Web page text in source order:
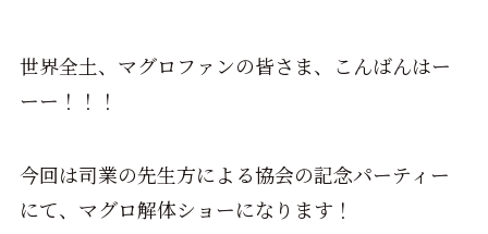
世界全土、マグロファンの皆さま、こんばんはー
ーー！！！
今回は司業の先生方による協会の記念パーティー
にて、マグロ解体ショーになります！